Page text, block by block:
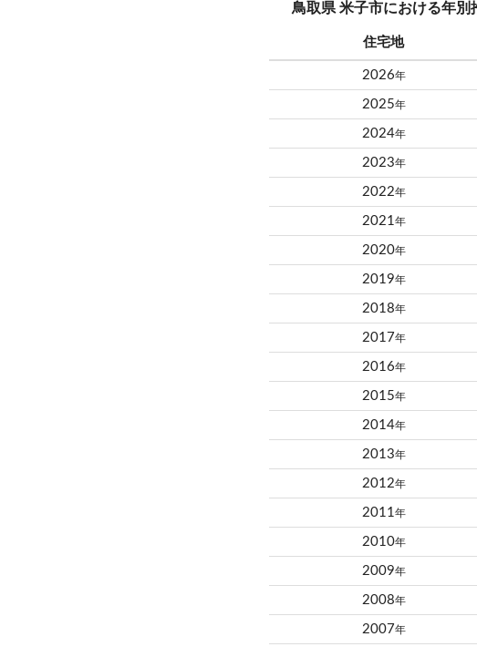
鳥取県 米子市における年別
住宅地
2026年
2025年
2024年
2023年
2022年
2021年
2020年
2019年
2018年
2017年
2016年
2015年
2014年
2013年
2012年
2011年
2010年
2009年
2008年
2007年